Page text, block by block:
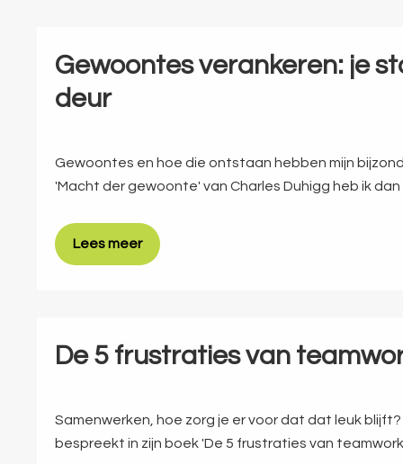
Gewoontes verankeren: je
deur
Gewoontes en hoe die ontstaan hebben mijn
'Macht der gewoonte' van Charles Duhigg heb ik
Lees meer
De 5 frustraties van
Samenwerken, hoe zorg je er voor dat dat leuk
bespreekt in zijn boek 'De 5 frustraties van